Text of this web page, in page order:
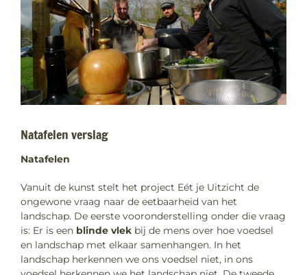
Natafelen verslag
Natafelen
Vanuit de kunst stelt het project Eét je Uitzicht de
ongewone vraag naar de eetbaarheid van het
landschap. De eerste vooronderstelling onder die vraag
is: Er is een blinde vlek bij de mens over hoe voedsel
en landschap met elkaar samenhangen. In het
landschap herkennen we ons voedsel niet, in ons